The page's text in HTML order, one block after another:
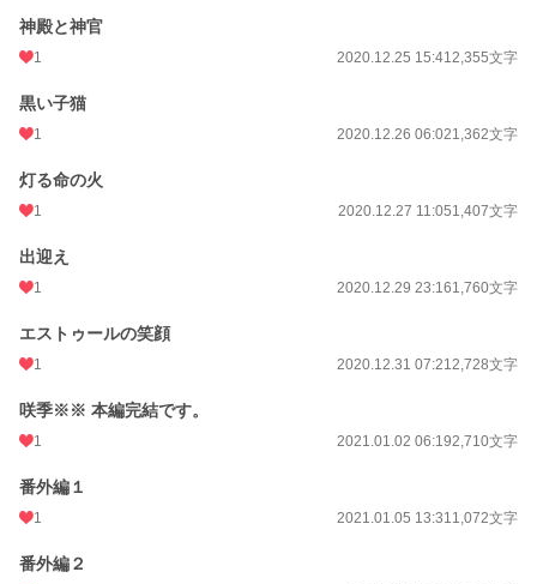
神殿と神官
1 2020.12.25 15:412,355文字
黒い子猫
1 2020.12.26 06:021,362文字
灯る命の火
1 2020.12.27 11:051,407文字
出迎え
1 2020.12.29 23:161,760文字
エストゥールの笑顔
1 2020.12.31 07:212,728文字
咲季※※ 本編完結です。
1 2021.01.02 06:192,710文字
番外編１
1 2021.01.05 13:311,072文字
番外編２